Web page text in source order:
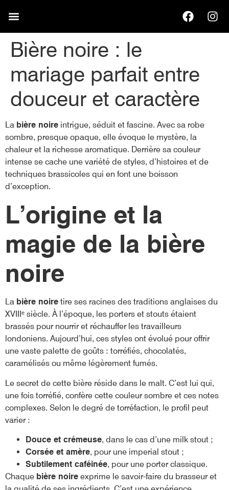
Bière noire : le
mariage parfait entre
douceur et caractère
La bière noire intrigue, séduit et fascine. Avec sa robe
sombre, presque opaque, elle évoque le mystère, la
chaleur et la richesse aromatique. Derrière sa couleur
intense se cache une variété de styles, d’histoires et de
techniques brassicoles qui en font une boisson
d’exception.
L’origine et la
magie de la bière
noire
La bière noire tire ses racines des traditions anglaises du
XVIIIᵉ siècle. À l’époque, les porters et stouts étaient
brassés pour nourrir et réchauffer les travailleurs
londoniens. Aujourd’hui, ces styles ont évolué pour offrir
une vaste palette de goûts : torréfiés, chocolatés,
caramélisés ou même légèrement fumés.
Le secret de cette bière réside dans le malt. C’est lui qui,
une fois torréfié, confère cette couleur sombre et ces notes
complexes. Selon le degré de torréfaction, le profil peut
varier :
Douce et crémeuse, dans le cas d’une milk stout ;
Corsée et amère, pour une imperial stout ;
Subtilement caféinée, pour une porter classique.
Chaque bière noire exprime le savoir-faire du brasseur et